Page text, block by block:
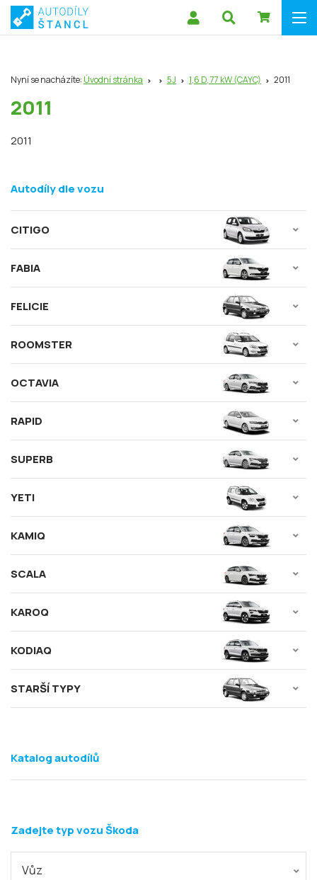
Nyní se nacházíte: Úvodní stránka 5J 1,6 D, 77 kW (CAYC) 2011
2011
2011
Autodíly dle vozu
CITIGO
FABIA
FELICIE
ROOMSTER
OCTAVIA
RAPID
SUPERB
YETI
KAMIQ
SCALA
KAROQ
KODIAQ
STARŠÍ TYPY
Zadejte typ vozu Škoda
Vůz
Katalog autodílů